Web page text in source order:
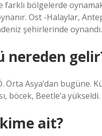
farklı bölgelerde
Ost -Halaylar,
şehirlerinde oynandı.
nereden
Orta Asya’dan bugüne.
böcek, Beetle’a
ait?